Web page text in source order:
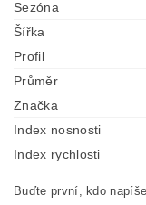
Sezóna
Šířka
Profil
Průměr
Značka
Index nosnosti
Index rychlosti
Buďte první, kdo